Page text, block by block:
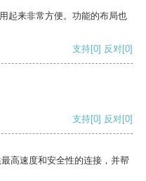
起来非常方便。功能的布局也
支持[0] 反对[0]
支持[0] 反对[0]
高速度和安全性的连接，并帮